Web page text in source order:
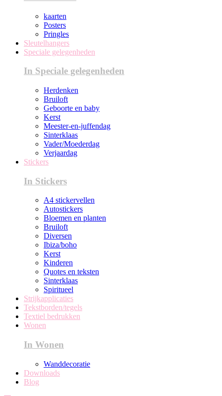
kaarten
Posters
Pringles
Sleutelhangers
Speciale gelegenheden
In Speciale gelegenheden
Herdenken
Bruiloft
Geboorte en baby
Kerst
Meester-en-juffendag
Sinterklaas
Vader/Moederdag
Verjaardag
Stickers
In Stickers
A4 stickervellen
Autostickers
Bloemen en planten
Bruiloft
Diversen
Ibiza/boho
Kerst
Kinderen
Quotes en teksten
Sinterklaas
Spiritueel
Strijkapplicaties
Tekstborden/tegels
Textiel bedrukken
Wonen
In Wonen
Wanddecoratie
Downloads
Blog